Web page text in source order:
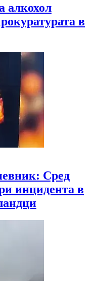
алкохол
в
Сред
инцидента в